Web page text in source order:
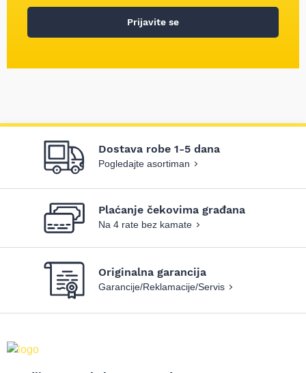
Prijavite se
Dostava robe 1-5 dana
Pogledajte asortiman
Plaćanje čekovima građana
Na 4 rate bez kamate
Originalna garancija
Garancije/Reklamacije/Servis